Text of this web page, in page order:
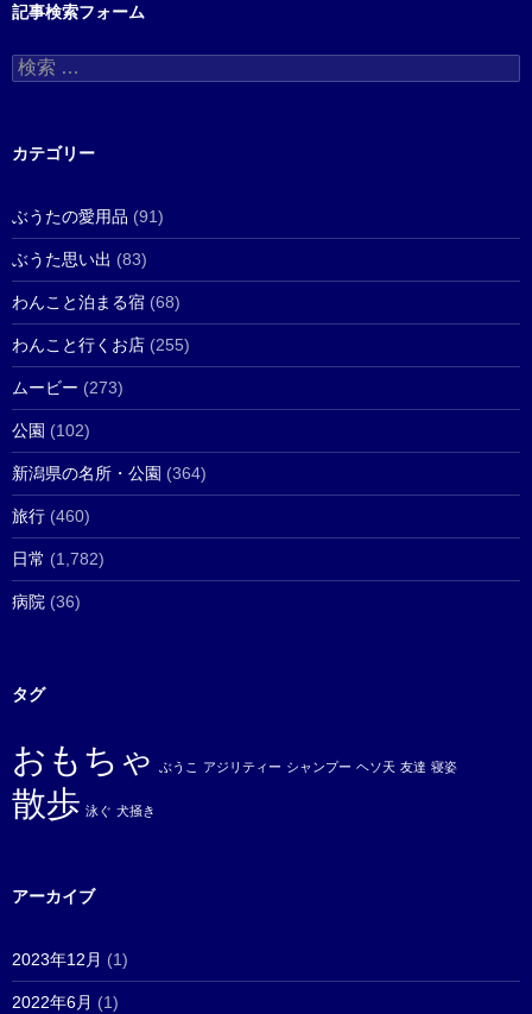
記事検索フォーム
検
索
カテゴリー
ぶうたの愛用品 (91)
ぶうた思い出 (83)
わんこと泊まる宿 (68)
わんこと行くお店 (255)
ムービー (273)
公園 (102)
新潟県の名所・公園 (364)
旅行 (460)
日常 (1,782)
病院 (36)
タグ
おもちゃ ぶうこ アジリティー シャンプー ヘソ天 友達 寝姿
散歩 泳ぐ 犬掻き
アーカイブ
2023年12月 (1)
2022年6月 (1)